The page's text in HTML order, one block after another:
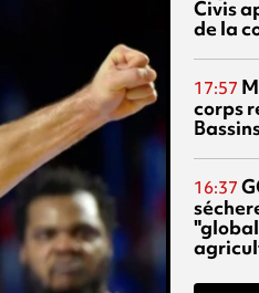
Civis
de la
17:57
corps
16:37